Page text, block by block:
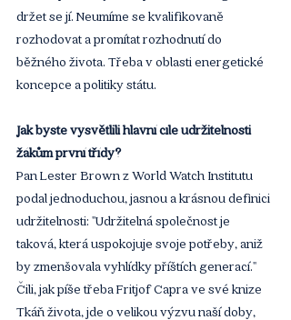
držet se jí. Neumíme se kvalifikovaně
rozhodovat a promítat rozhodnutí do
běžného života. Třeba v oblasti energetické
koncepce a politiky státu.
Jak byste vysvětlili hlavní cíle udržitelnosti
žákům první třídy?
Pan Lester Brown z World Watch Institutu
podal jednoduchou, jasnou a krásnou definici
udržitelnosti: "Udržitelná společnost je
taková, která uspokojuje svoje potřeby, aniž
by zmenšovala vyhlídky příštích generací."
Čili, jak píše třeba Fritjof Capra ve své knize
Tkáň života, jde o velikou výzvu naší doby,